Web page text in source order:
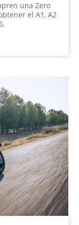
una Zero
el A1, A2